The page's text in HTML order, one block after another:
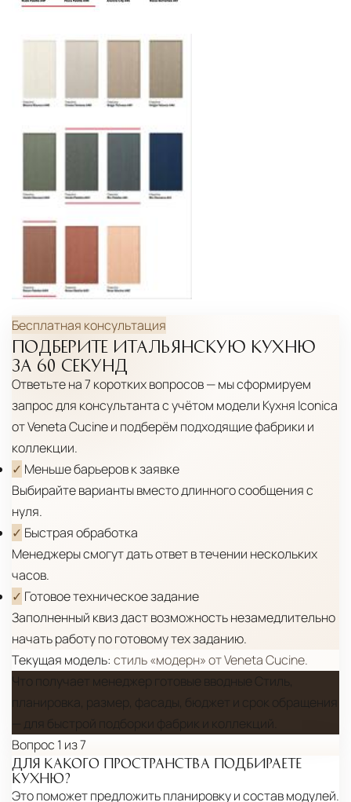
выбрать дополнительное страхование для
Бесплатная консультация
ПОДБЕРИТЕ ИТАЛЬЯНСКУЮ КУХНЮ
ЗА 60 СЕКУНД
Ответьте на 7 коротких вопросов — мы сформируем
запрос для консультанта с учётом модели Кухня Iconica
от Veneta Cucineи подберём подходящие фабрики и
коллекции.
✓ Меньше барьеров к заявке
Выбирайте варианты вместо длинного сообщения с
нуля.
✓ Быстрая обработка
Менеджеры смогут дать ответ в течении нескольких
часов.
✓ Готовое техническое задание
Заполненный квиз даст возможность незамедлительно
начать работу по готовому тех заданию.
Текущая модель: стиль «модерн» от Veneta Cucine.
Что получает менеджер готовые вводные Стиль,
планировка, размер, фасады, бюджет и срок обращения
— для быстрой подборки фабрик и коллекций.
Вопрос 1 из 7
ДЛЯ КАКОГО ПРОСТРАНСТВА ПОДБИРАЕТЕ
КУХНЮ?
Это поможет предложить планировку и состав модулей.